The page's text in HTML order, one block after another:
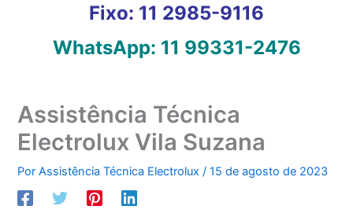
Fixo: 11 2985-9116
WhatsApp: 11 99331-2476
Assistência Técnica
Electrolux Vila Suzana
PorAssistência Técnica Electrolux/15 de agosto de 2023